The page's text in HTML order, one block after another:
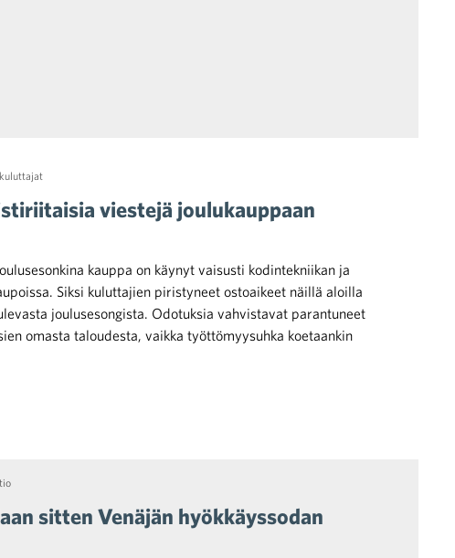
kuluttajat
viestejä joulukauppaan
kauppa on käynyt vaisusti kodintekniikan ja
Siksi kuluttajien piristyneet ostoaikeet näillä aloilla
joulusesongista. Odotuksia vahvistavat parantuneet
omasta taloudesta, vaikka työttömyysuhka koetaankin
sitten Venäjän hyökkäyssodan